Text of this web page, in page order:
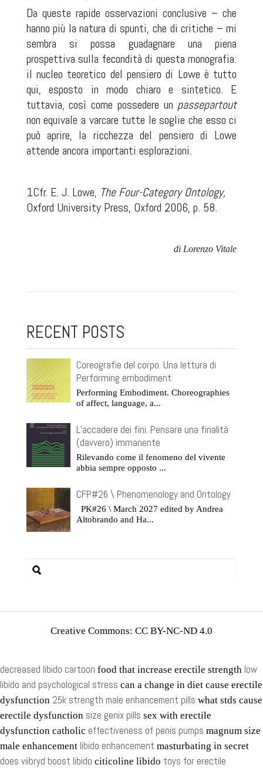
Da queste rapide osservazioni conclusive – che
hanno più la natura di spunti, che di critiche – mi
sembra si possa guadagnare una piena
prospettiva sulla fecondità di questa monografia:
il nucleo teoretico del pensiero di Lowe è tutto
qui, esposto in modo chiaro e sintetico. E
tuttavia, così come possedere un passepartout
non equivale a varcare tutte le soglie che esso ci
può aprire, la ricchezza del pensiero di Lowe
attende ancora importanti esplorazioni.
1Cfr. E. J. Lowe, The Four-Category Ontology,
Oxford University Press, Oxford 2006, p. 58.
di Lorenzo Vitale
RECENT POSTS
Coreografie del corpo. Una lettura di
Performing embodiment
Performing Embodiment. Choreographies
of affect, language, a...
L’accadere dei fini. Pensare una finalità
(davvero) immanente
Rilevando come il fenomeno del vivente
abbia sempre opposto ...
CFP#26 \ Phenomenology and Ontology
PK#26 \ March 2027 edited by Andrea
Altobrando and Ha...
Creative Commons: CC BY-NC-ND 4.0
decreased libido cartoon food that increase erectile strength low
libido and psychological stress can a change in diet cause erectile
dysfunction 25k strength male enhancement pills what stds cause
erectile dysfunction size genix pills sex with erectile
dysfunction catholic effectiveness of penis pumps magnum size
male enhancement libido enhancement masturbating in secret
does viibryd boost libido citicoline libido toys for erectile